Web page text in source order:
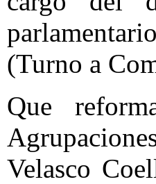
(Turno a
Que
Velasco